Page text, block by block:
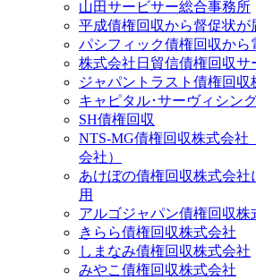
山田サービサー総合事務所
平成債権回収から督促状が
パシフィック債権回収から
株式会社日貿信債権回収サ
ジャパントラスト債権回収
キャピタル･サーヴィシン
SH債権回収
NTS-MG債権回収株式会社
会社）
あけぼの債権回収株式会
用
アルゴジャパン債権回収株
きらら債権回収株式会社
しまなみ債権回収株式会社
みやこ債権回収株式会社